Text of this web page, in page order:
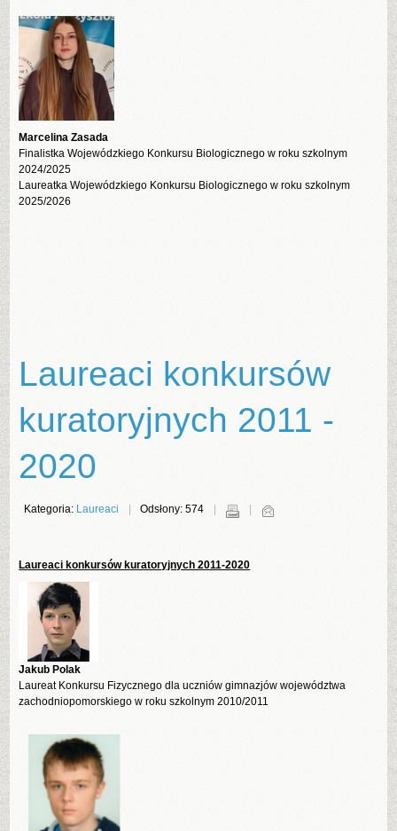
Marcelina Zasada
Finalistka Wojewódzkiego Konkursu Biologicznego w roku szkolnym
2024/2025
Laureatka Wojewódzkiego Konkursu Biologicznego w roku szkolnym
2025/2026
Laureaci konkursów
kuratoryjnych 2011 -
2020
Kategoria: Laureaci Odsłony: 574
Laureaci konkursów kuratoryjnych 2011-2020
Jakub Polak
Laureat Konkursu Fizycznego dla uczniów gimnazjów województwa
zachodniopomorskiego w roku szkolnym 2010/2011